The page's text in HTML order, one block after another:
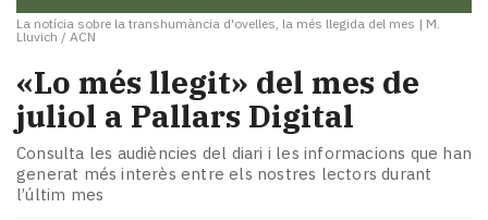
La notícia sobre la transhumància d'ovelles, la més llegida del mes | M.
Lluvich / ACN
«Lo més llegit» del mes de
juliol a Pallars Digital
Consulta les audiències del diari i les informacions que han
generat més interès entre els nostres lectors durant
l’últim mes